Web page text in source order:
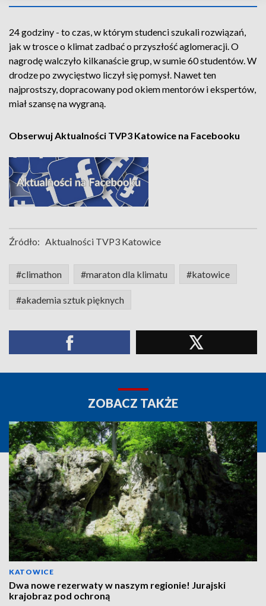
24 godziny - to czas, w którym studenci szukali rozwiązań,
jak w trosce o klimat zadbać o przyszłość aglomeracji. O
nagrodę walczyło kilkanaście grup, w sumie 60 studentów. W
drodze po zwycięstwo liczył się pomysł. Nawet ten
najprostszy, dopracowany pod okiem mentorów i ekspertów,
miał szansę na wygraną.
Obserwuj Aktualności TVP3 Katowice na Facebooku
Źródło: Aktualności TVP3 Katowice
#climathon #maraton dla klimatu #katowice
#akademia sztuk pięknych
ZOBACZ TAKŻE
KATOWICE
Dwa nowe rezerwaty w naszym regionie! Jurajski
krajobraz pod ochroną